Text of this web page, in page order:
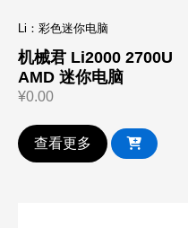
Li：彩色迷你电脑
机械君 Li2000 2700U
AMD 迷你电脑
¥0.00
查看更多